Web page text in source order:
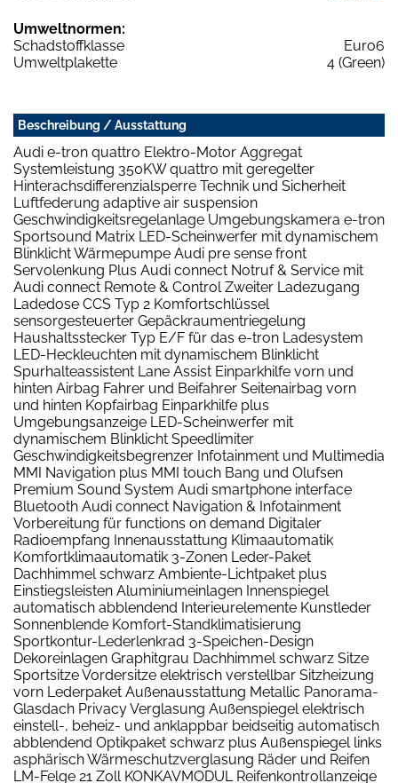
Umweltnormen:
Schadstoffklasse
Euro6
Umweltplakette
4 (Green)
Beschreibung / Ausstattung
Audi e-tron quattro Elektro-Motor Aggregat
Systemleistung 350KW quattro mit geregelter
Hinterachsdifferenzialsperre Technik und Sicherheit
Luftfederung adaptive air suspension
Geschwindigkeitsregelanlage Umgebungskamera e-tron
Sportsound Matrix LED-Scheinwerfer mit dynamischem
Blinklicht Wärmepumpe Audi pre sense front
Servolenkung Plus Audi connect Notruf & Service mit
Audi connect Remote & Control Zweiter Ladezugang
Ladedose CCS Typ 2 Komfortschlüssel
sensorgesteuerter Gepäckraumentriegelung
Haushaltsstecker Typ E/F für das e-tron Ladesystem
LED-Heckleuchten mit dynamischem Blinklicht
Spurhalteassistent Lane Assist Einparkhilfe vorn und
hinten Airbag Fahrer und Beifahrer Seitenairbag vorn
und hinten Kopfairbag Einparkhilfe plus
Umgebungsanzeige LED-Scheinwerfer mit
dynamischem Blinklicht Speedlimiter
Geschwindigkeitsbegrenzer Infotainment und Multimedia
MMI Navigation plus MMI touch Bang und Olufsen
Premium Sound System Audi smartphone interface
Bluetooth Audi connect Navigation & Infotainment
Vorbereitung für functions on demand Digitaler
Radioempfang Innenausstattung Klimaautomatik
Komfortklimaautomatik 3-Zonen Leder-Paket
Dachhimmel schwarz Ambiente-Lichtpaket plus
Einstiegsleisten Aluminiumeinlagen Innenspiegel
automatisch abblendend Interieurelemente Kunstleder
Sonnenblende Komfort-Standklimatisierung
Sportkontur-Lederlenkrad 3-Speichen-Design
Dekoreinlagen Graphitgrau Dachhimmel schwarz Sitze
Sportsitze Vordersitze elektrisch verstellbar Sitzheizung
vorn Lederpaket Außenausstattung Metallic Panorama-
Glasdach Privacy Verglasung Außenspiegel elektrisch
einstell-, beheiz- und anklappbar beidseitig automatisch
abblendend Optikpaket schwarz plus Außenspiegel links
asphärisch Wärmeschutzverglasung Räder und Reifen
LM-Felge 21 Zoll KONKAVMODUL Reifenkontrollanzeige